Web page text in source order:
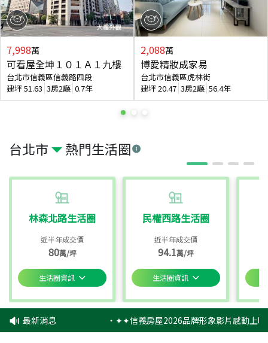
台北市 熱門生活圈
林森北路生活圈
近半年成交價
80萬/坪
生活圈資訊
民權西路生活圈
近半年成交價
94.1萬/坪
生活圈資訊
7,998萬
可看屋全坤１０１Ａ１九樓
台北市信義區信義路四段
建坪51.63 3房2廳 0.7年
2,088萬
博愛精妝成家易
台北市信義區虎林街
建坪20.47 3房2廳 56.4年
最新消息 ‧✦✦信義房屋2026品牌形象影片感動上